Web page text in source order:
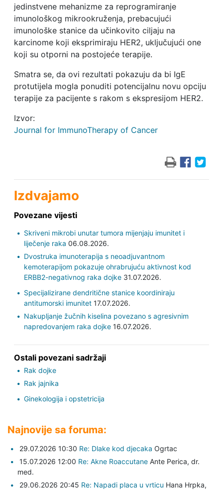
jedinstvene mehanizme za reprogramiranje
imunološkog mikrookruženja, prebacujući
imunološke stanice da učinkovito ciljaju na
karcinome koji eksprimiraju HER2, uključujući one
koji su otporni na postojeće terapije.
Smatra se, da ovi rezultati pokazuju da bi IgE
protutijela mogla ponuditi potencijalnu novu opciju
terapije za pacijente s rakom s ekspresijom HER2.
Izvor:
Journal for ImmunoTherapy of Cancer
Izdvajamo
Povezane vijesti
Skriveni mikrobi unutar tumora mijenjaju imunitet i
liječenje raka 06.08.2026.
Dvostruka imunoterapija s neoadjuvantnom
kemoterapijom pokazuje ohrabrujuću aktivnost kod
ERBB2-negativnog raka dojke31.07.2026.
Specijalizirane dendritične stanice koordiniraju
antitumorski imunitet17.07.2026.
Nakupljanje žučnih kiselina povezano s agresivnim
napredovanjem raka dojke16.07.2026.
Ostali povezani sadržaji
Rak dojke
Rak jajnika
Ginekologija i opstetricija
Najnovije sa foruma:
29.07.2026 10:30 Re: Dlake kod djecaka Ogrtac
15.07.2026 12:00 Re: Akne Roaccutane Ante Perica, dr.
med.
29.06.2026 20:45 Re: Napadi placa u vrticu Hana Hrpka,